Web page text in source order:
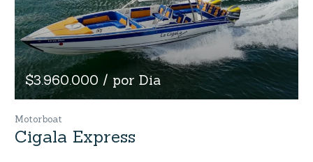
$3.960.000 / por Dia
Motorboat
Cigala Express